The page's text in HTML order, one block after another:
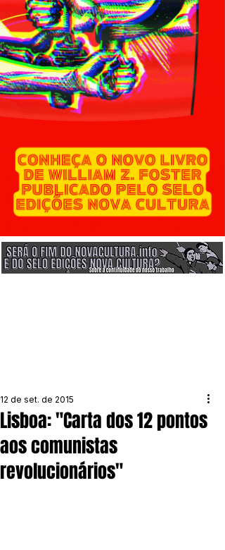
Lisboa: "Carta dos 12 pontos
aos comunistas
revolucionários"
12 de set. de 2015